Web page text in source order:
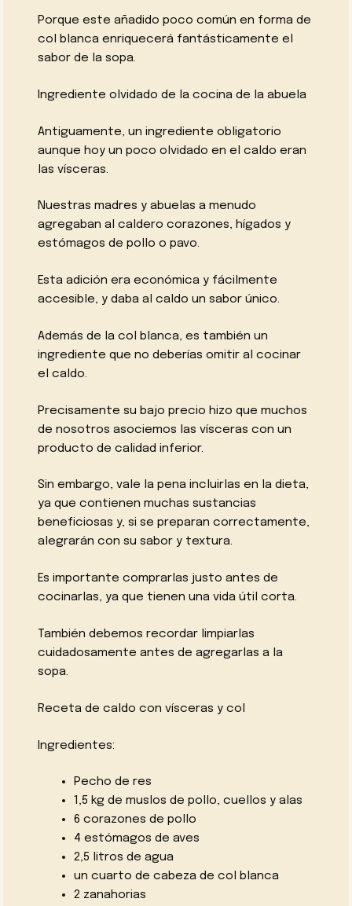
Porque este añadido poco común en forma de
col blanca enriquecerá fantásticamente el
sabor de la sopa.
Ingrediente olvidado de la cocina de la abuela
Antiguamente, un ingrediente obligatorio
aunque hoy un poco olvidado en el caldo eran
las vísceras.
Nuestras madres y abuelas a menudo
agregaban al caldero corazones, hígados y
estómagos de pollo o pavo.
Esta adición era económica y fácilmente
accesible, y daba al caldo un sabor único.
Además de la col blanca, es también un
ingrediente que no deberías omitir al cocinar
el caldo.
Precisamente su bajo precio hizo que muchos
de nosotros asociemos las vísceras con un
producto de calidad inferior.
Sin embargo, vale la pena incluirlas en la dieta,
ya que contienen muchas sustancias
beneficiosas y, si se preparan correctamente,
alegrarán con su sabor y textura.
Es importante comprarlas justo antes de
cocinarlas, ya que tienen una vida útil corta.
También debemos recordar limpiarlas
cuidadosamente antes de agregarlas a la
sopa.
Receta de caldo con vísceras y col
Ingredientes:
Pecho de res
1,5 kg de muslos de pollo, cuellos y alas
6 corazones de pollo
4 estómagos de aves
2,5 litros de agua
un cuarto de cabeza de col blanca
2 zanahorias